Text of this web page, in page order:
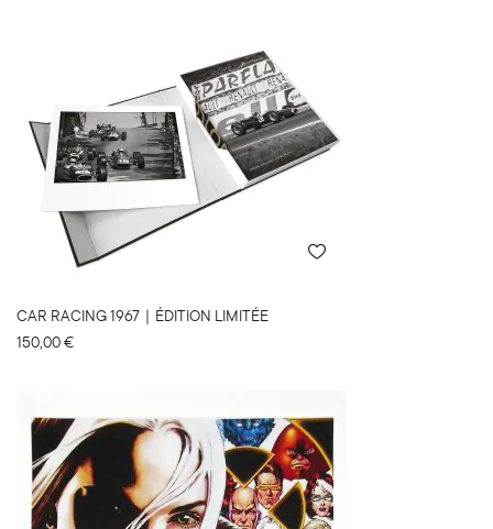
CAR RACING 1967｜ÉDITION LIMITÉE
150,00€